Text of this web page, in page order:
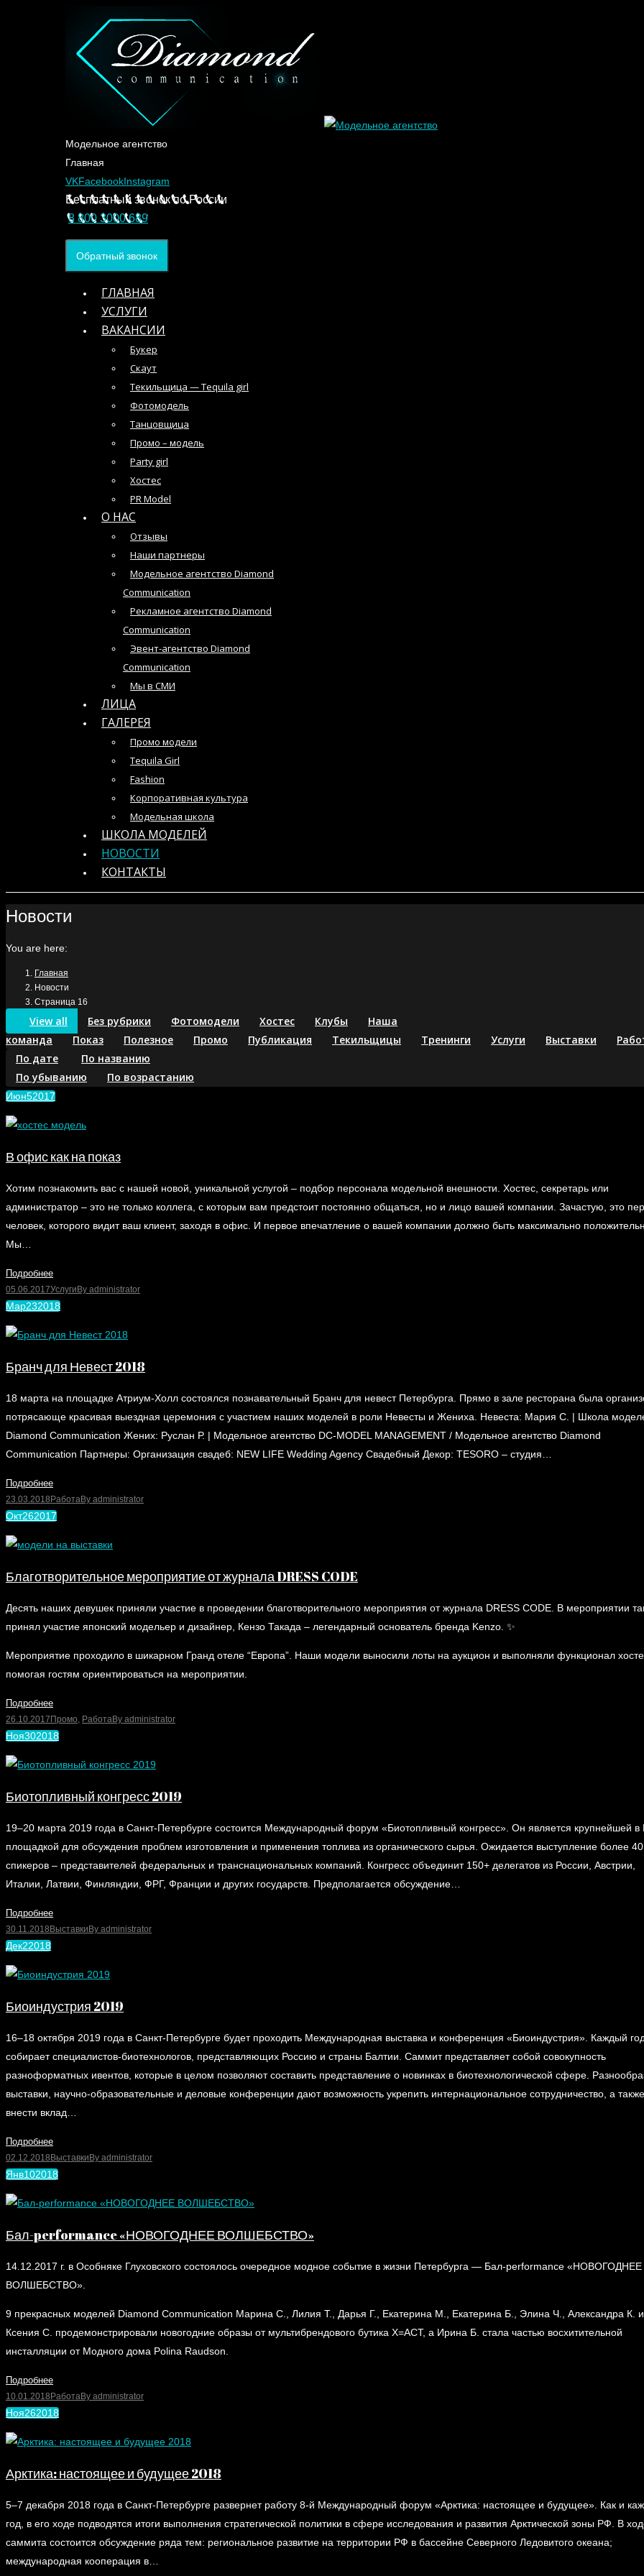
Модельное агентство
Главная
VKFacebookInstagram
Бесплатный звонок по России
8 800 3000 689
Обратный звонок
ГЛАВНАЯ
УСЛУГИ
ВАКАНСИИ
Букер
Скаут
Текильщица — Tequila girl
Фотомодель
Танцовщица
Промо – модель
Party girl
Хостес
PR Model
О НАС
Отзывы
Наши партнеры
Модельное агентство Diamond
Communication
Рекламное агентство Diamond
Communication
Эвент-агентство Diamond
Communication
Мы в СМИ
ЛИЦА
ГАЛЕРЕЯ
Промо модели
Tequila Girl
Fashion
Корпоративная культура
Модельная школа
ШКОЛА МОДЕЛЕЙ
НОВОСТИ
КОНТАКТЫ
Новости
You are here:
Главная
Новости
Страница 16
View all Без рубрики Фотомодели Хостес Клубы
Наша
команда
Показ Полезное Промо Публикация Текильщицы Тренинги Услуги Выставки
По дате
По названию
По убыванию
По возрастанию
Июн52017
В офис как на показ
Хотим познакомить вас с нашей новой, уникальной услугой – подбор персонала модельной внешности. Хостес, секретарь или
администратор – это не только коллега, с которым вам предстоит постоянно общаться, но и лицо вашей компании. Зачастую, это
человек, которого видит ваш клиент, заходя в офис. И первое впечатление о вашей компании должно быть максимально
Мы…
Подробнее
05.06.2017Услуги By administrator
Мар232018
Бранч для Невест 2018
18 марта на площадке Атриум-Холл состоялся познавательный Бранч для невест Петербурга. Прямо в зале ресторана была
потрясающе красивая выездная церемония с участием наших моделей в роли Невесты и Жениха. Невеста: Мария С. | Школа
Diamond Communication Жених: Руслан Р. | Модельное агентство DC-MODEL MANAGEMENT / Модельное агентство Diamond
Communication Партнеры: Организация свадеб: NEW LIFE Wedding Agency Свадебный Декор: TESORO – студия…
Подробнее
23.03.2018 РаботаBy administrator
Окт262017
Благотворительное мероприятие от журнала DRESS CODE
Десять наших девушек приняли участие в проведении благотворительного мероприятия от журнала DRESS CODE. В мероприятии
принял участие японский модельер и дизайнер, Кензо Такада – легендарный основатель бренда Kenzo. ✨
Мероприятие проходило в шикарном Гранд отеле “Европа”. Наши модели выносили лоты на аукцион и выполняли функционал
помогая гостям ориентироваться на мероприятии.
Подробнее
26.10.2017 Промо, РаботаBy administrator
Ноя302018
Биотопливный конгресс 2019
19–20 марта 2019 года в Санкт-Петербурге состоится Международный форум «Биотопливный конгресс». Он является крупнейшей в
площадкой для обсуждения проблем изготовления и применения топлива из органического сырья. Ожидается выступление более 40
спикеров – представителей федеральных и транснациональных компаний. Конгресс объединит 150+ делегатов из России, Австрии,
Италии, Латвии, Финляндии, ФРГ, Франции и других государств. Предполагается обсуждение…
Подробнее
30.11.2018 Выставки By administrator
Дек22018
Биоиндустрия 2019
16–18 октября 2019 года в Санкт-Петербурге будет проходить Международная выставка и конференция «Биоиндустрия». Каждый
собирает специалистов-биотехнологов, представляющих Россию и страны Балтии. Саммит представляет собой совокупность
разноформатных ивентов, которые в целом позволяют составить представление о новинках в биотехнологической сфере.
выставки, научно-образовательные и деловые конференции дают возможность укрепить интернациональное сотрудничество, а также
внести вклад…
Подробнее
02.12.2018 Выставки By administrator
Янв102018
Бал-performance «НОВОГОДНЕЕ ВОЛШЕБСТВО»
14.12.2017 г. в Особняке Глуховского состоялось очередное модное событие в жизни Петербурга — Бал-performance «НОВОГОДНЕЕ
ВОЛШЕБСТВО».
9 прекрасных моделей Diamond Communication Марина С., Лилия Т., Дарья Г., Екатерина М., Екатерина Б., Элина Ч., Александра К. и
Ксения С. продемонстрировали новогодние образы от мультибрендового бутика X=ACT, а Ирина Б. стала частью восхитительной
инсталляции от Модного дома Polina Raudson.
Подробнее
10.01.2018 РаботаBy administrator
Ноя262018
Арктика: настоящее и будущее 2018
5–7 декабря 2018 года в Санкт-Петербурге развернет работу 8-й Международный форум «Арктика: настоящее и будущее». Как и
год, в его ходе подводятся итоги выполнения стратегической политики в сфере исследования и развития Арктической зоны РФ. В
саммита состоится обсуждение ряда тем: региональное развитие на территории РФ в бассейне Северного Ледовитого океана;
международная кооперация в…